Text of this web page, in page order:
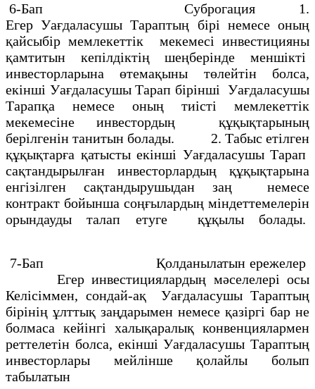
6-Бап Суброгация 1.
Егер Уағдаласушы Тараптың бiрi немесе оның
қайсыбiр мемлекеттiк мекемесi инвестицияны
қамтитын кепiлдiктiң шеңберiнде меншiктi
инвесторларына өтемақыны төлейтiн болса,
екiншi Уағдаласушы Тарап бiрiншi Уағдаласушы
Тарапқа немесе оның тиiстi мемлекеттiк
мекемесiне инвестордың құқықтарының
берiлгенiн танитын болады. 2. Табыс етiлген
құқықтарға қатысты екiншi Уағдаласушы Тарап
сақтандырылған инвесторлардың құқықтарына
енгiзiлген сақтандырушыдан заң немесе
контракт бойынша соңғылардың мiндеттемелерiн
орындауды талап етуге құқылы болады.
7-Бап Қолданылатын ережелер
Егер инвестициялардың мәселелерi осы
Келiсiммен, сондай-ақ Уағдаласушы Тараптың
бiрiнiң ұлттық заңдарымен немесе қазiргi бар не
болмаса кейiнгi халықаралық конвенциялармен
реттелетiн болса, екiншi Уағдаласушы Тараптың
инвесторлары мейлiнше қолайлы болып
табылатын